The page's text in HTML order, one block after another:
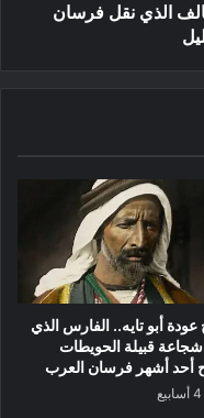
الذي نقل فرسان
عودة أبو تايه.. الفارس الذي
قبيلة الحويطات
أحد أشهر فرسان العرب